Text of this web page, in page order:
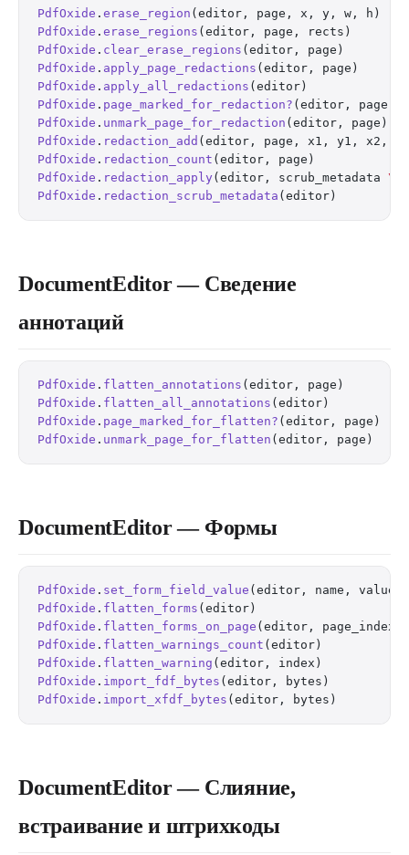
PdfOxide . erase_region (editor, page, x, y,
PdfOxide . erase_regions (editor, page,
PdfOxide . clear_erase_regions (editor,
PdfOxide . apply_page_redactions (editor,
PdfOxide . apply_all_redactions
PdfOxide . page_marked_for_redaction? (editor,
PdfOxide . unmark_page_for_redaction (editor,
PdfOxide . redaction_add (editor, page, x1, y1,
PdfOxide . redaction_count (editor,
PdfOxide . redaction_apply (editor, scrub_metadata \\
PdfOxide . redaction_scrub_metadata
DocumentEditor — Сведение
аннотаций
PdfOxide . flatten_annotations (editor, page)
PdfOxide . flatten_all_annotations (editor)
PdfOxide . page_marked_for_flatten? (editor, page)
PdfOxide . unmark_page_for_flatten (editor, page)
DocumentEditor — Формы
PdfOxide . set_form_field_value (editor, name,
PdfOxide . flatten_forms
PdfOxide . flatten_forms_on_page (editor,
PdfOxide . flatten_warnings_count
PdfOxide . flatten_warning (editor,
PdfOxide . import_fdf_bytes (editor,
PdfOxide . import_xfdf_bytes (editor,
DocumentEditor — Слияние,
встраивание и штрихкоды